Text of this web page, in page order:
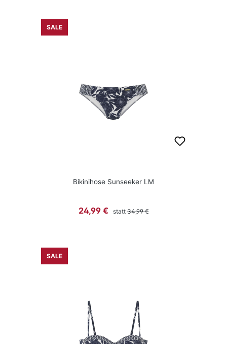
SALE
Bikinihose Sunseeker LM
Verkaufspreis:
24,99 € stattRegulärer Preis:
34,99 €
SALE